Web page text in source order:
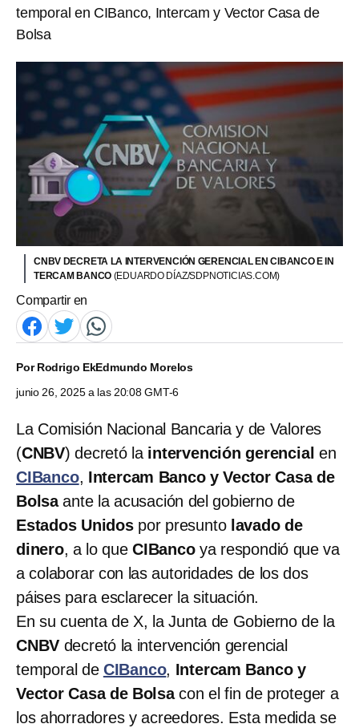
temporal en CIBanco, Intercam y Vector Casa de
Bolsa
CNBV DECRETA LA INTERVENCIÓN GERENCIAL EN CIBANCO E IN
TERCAM BANCO (EDUARDO DÍAZ/SDPNOTICIAS.COM)
Compartir en
PorRodrigo EkEdmundo Morelos
junio 26, 2025 a las 20:08 GMT-6
La Comisión Nacional Bancaria y de Valores
(CNBV) decretó la intervención gerencial en
CIBanco, Intercam Banco y Vector Casa de
Bolsaante la acusación del gobierno de
Estados Unidos por presunto lavado de
dinero, a lo queCIBancoya respondió que va
a colaborar con las autoridades de los dos
páises para esclarecer la situación.
En su cuenta de X, la Junta de Gobierno de la
CNBV decretó la intervención gerencial
temporal de CIBanco, Intercam Banco y
Vector Casa de Bolsacon el fin de proteger a
los ahorradores y acreedores. Esta medida se